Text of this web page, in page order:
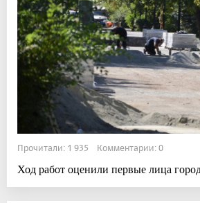
Прочитали: 1 935 Комментарии: 0
Ход работ оценили первые лица